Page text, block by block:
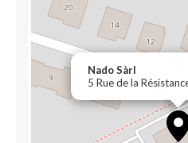
Nado Sàrl
5 Rue de la